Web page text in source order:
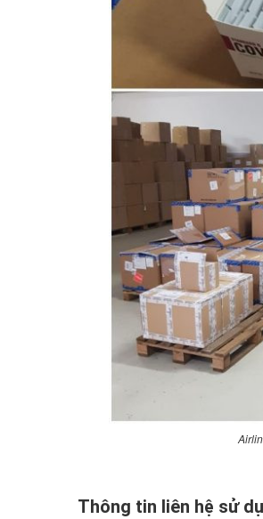
Thông tin liên hệ sử